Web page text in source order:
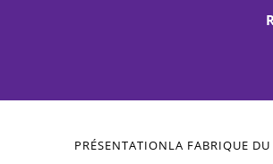
PRÉSENTATIONLA FABRIQUE